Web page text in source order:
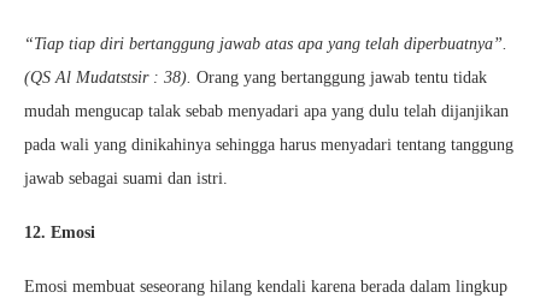
“Tiap tiap diri bertanggung jawab atas apa yang telah diperbuatnya”.
(QS Al Mudatstsir : 38). Orang yang bertanggung jawab tentu tidak
mudah mengucap talak sebab menyadari apa yang dulu telah dijanjikan
pada wali yang dinikahinya sehingga harus menyadari tentang tanggung
jawab sebagai suami dan istri.
12. Emosi
Emosi membuat seseorang hilang kendali karena berada dalam lingkup